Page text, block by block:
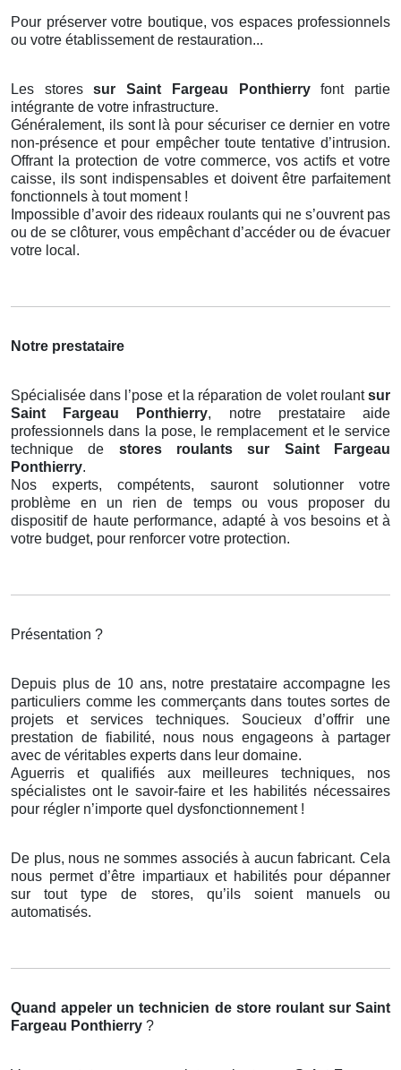
Pour préserver votre boutique, vos espaces professionnels
ou votre établissement de restauration...
Les storessur Saint Fargeau Ponthierryfont partie
intégrante de votre infrastructure.
Généralement, ils sont là pour sécuriser ce dernier en votre
non-présence et pour empêcher toute tentative d’intrusion.
Offrant la protection de votre commerce, vos actifs et votre
caisse, ils sont indispensables et doivent être parfaitement
fonctionnels à tout moment !
Impossible d’avoir des rideaux roulants qui ne s’ouvrent pas
ou de se clôturer, vous empêchant d’accéder ou de évacuer
votre local.
Notre prestataire
Spécialisée dans l’pose et la réparation de volet roulantsur
Saint Fargeau Ponthierry, notre prestataire aide
professionnels dans la pose, le remplacement et le service
technique de stores roulants
sur Saint Fargeau
Ponthierry.
Nos experts, compétents, sauront solutionner votre
problème en un rien de temps ou vous proposer du
dispositif de haute performance, adapté à vos besoins et à
votre budget, pour renforcer votre protection.
Présentation ?
Depuis plus de 10 ans, notre prestataire accompagne les
particuliers comme les commerçants dans toutes sortes de
projets et services techniques. Soucieux d’offrir une
prestation de fiabilité, nous nous engageons à partager
avec de véritables experts dans leur domaine.
Aguerris et qualifiés aux meilleures techniques, nos
spécialistes ont le savoir-faire et les habilités nécessaires
pour régler n’importe quel dysfonctionnement !
De plus, nous ne sommes associés à aucun fabricant. Cela
nous permet d’être impartiaux et habilités pour dépanner
sur tout type de stores, qu’ils soient manuels ou
automatisés.
Quand appeler un technicien de store roulant sur Saint
Fargeau Ponthierry ?